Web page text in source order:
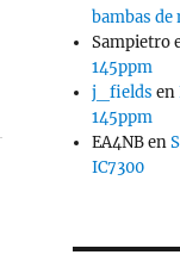
bambas de
Sampietro
145ppm
j_fields en
145ppm
EA4NBen
IC7300